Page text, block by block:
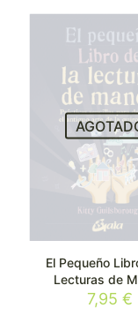
El Pequeño
Lecturas de
7,95 €